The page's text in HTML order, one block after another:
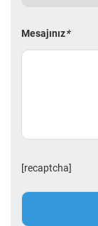
Mesajınız*
[recaptcha]